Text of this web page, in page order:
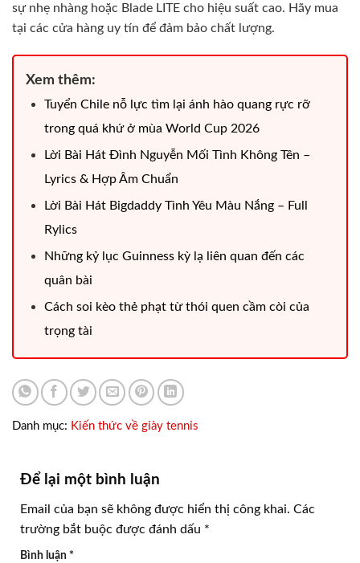
sự nhẹ nhàng hoặc Blade LITE cho hiệu suất cao. Hãy mua
tại các cửa hàng uy tín để đảm bảo chất lượng.
Xem thêm:
Tuyển Chile nỗ lực tìm lại ánh hào quang rực rỡ
trong quá khứ ở mùa World Cup 2026
Lời Bài Hát Đình Nguyễn Mối Tình Không Tên –
Lyrics & Hợp Âm Chuẩn
Lời Bài Hát Bigdaddy Tình Yêu Màu Nắng – Full
Rylics
Những kỷ lục Guinness kỳ lạ liên quan đến các
quân bài
Cách soi kèo thẻ phạt từ thói quen cầm còi của
trọng tài
Danh mục: Kiến thức về giày tennis
Để lại một bình luận
Email của bạn sẽ không được hiển thị công khai. Các
trường bắt buộc được đánh dấu *
Bình luận *